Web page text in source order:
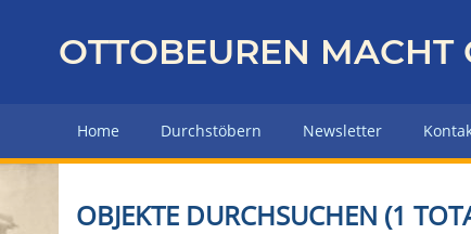
z
r
OTTOBEUREN MACHT
Home Durchstöbern Newsletter
OBJEKTE DURCHSUCHEN (1